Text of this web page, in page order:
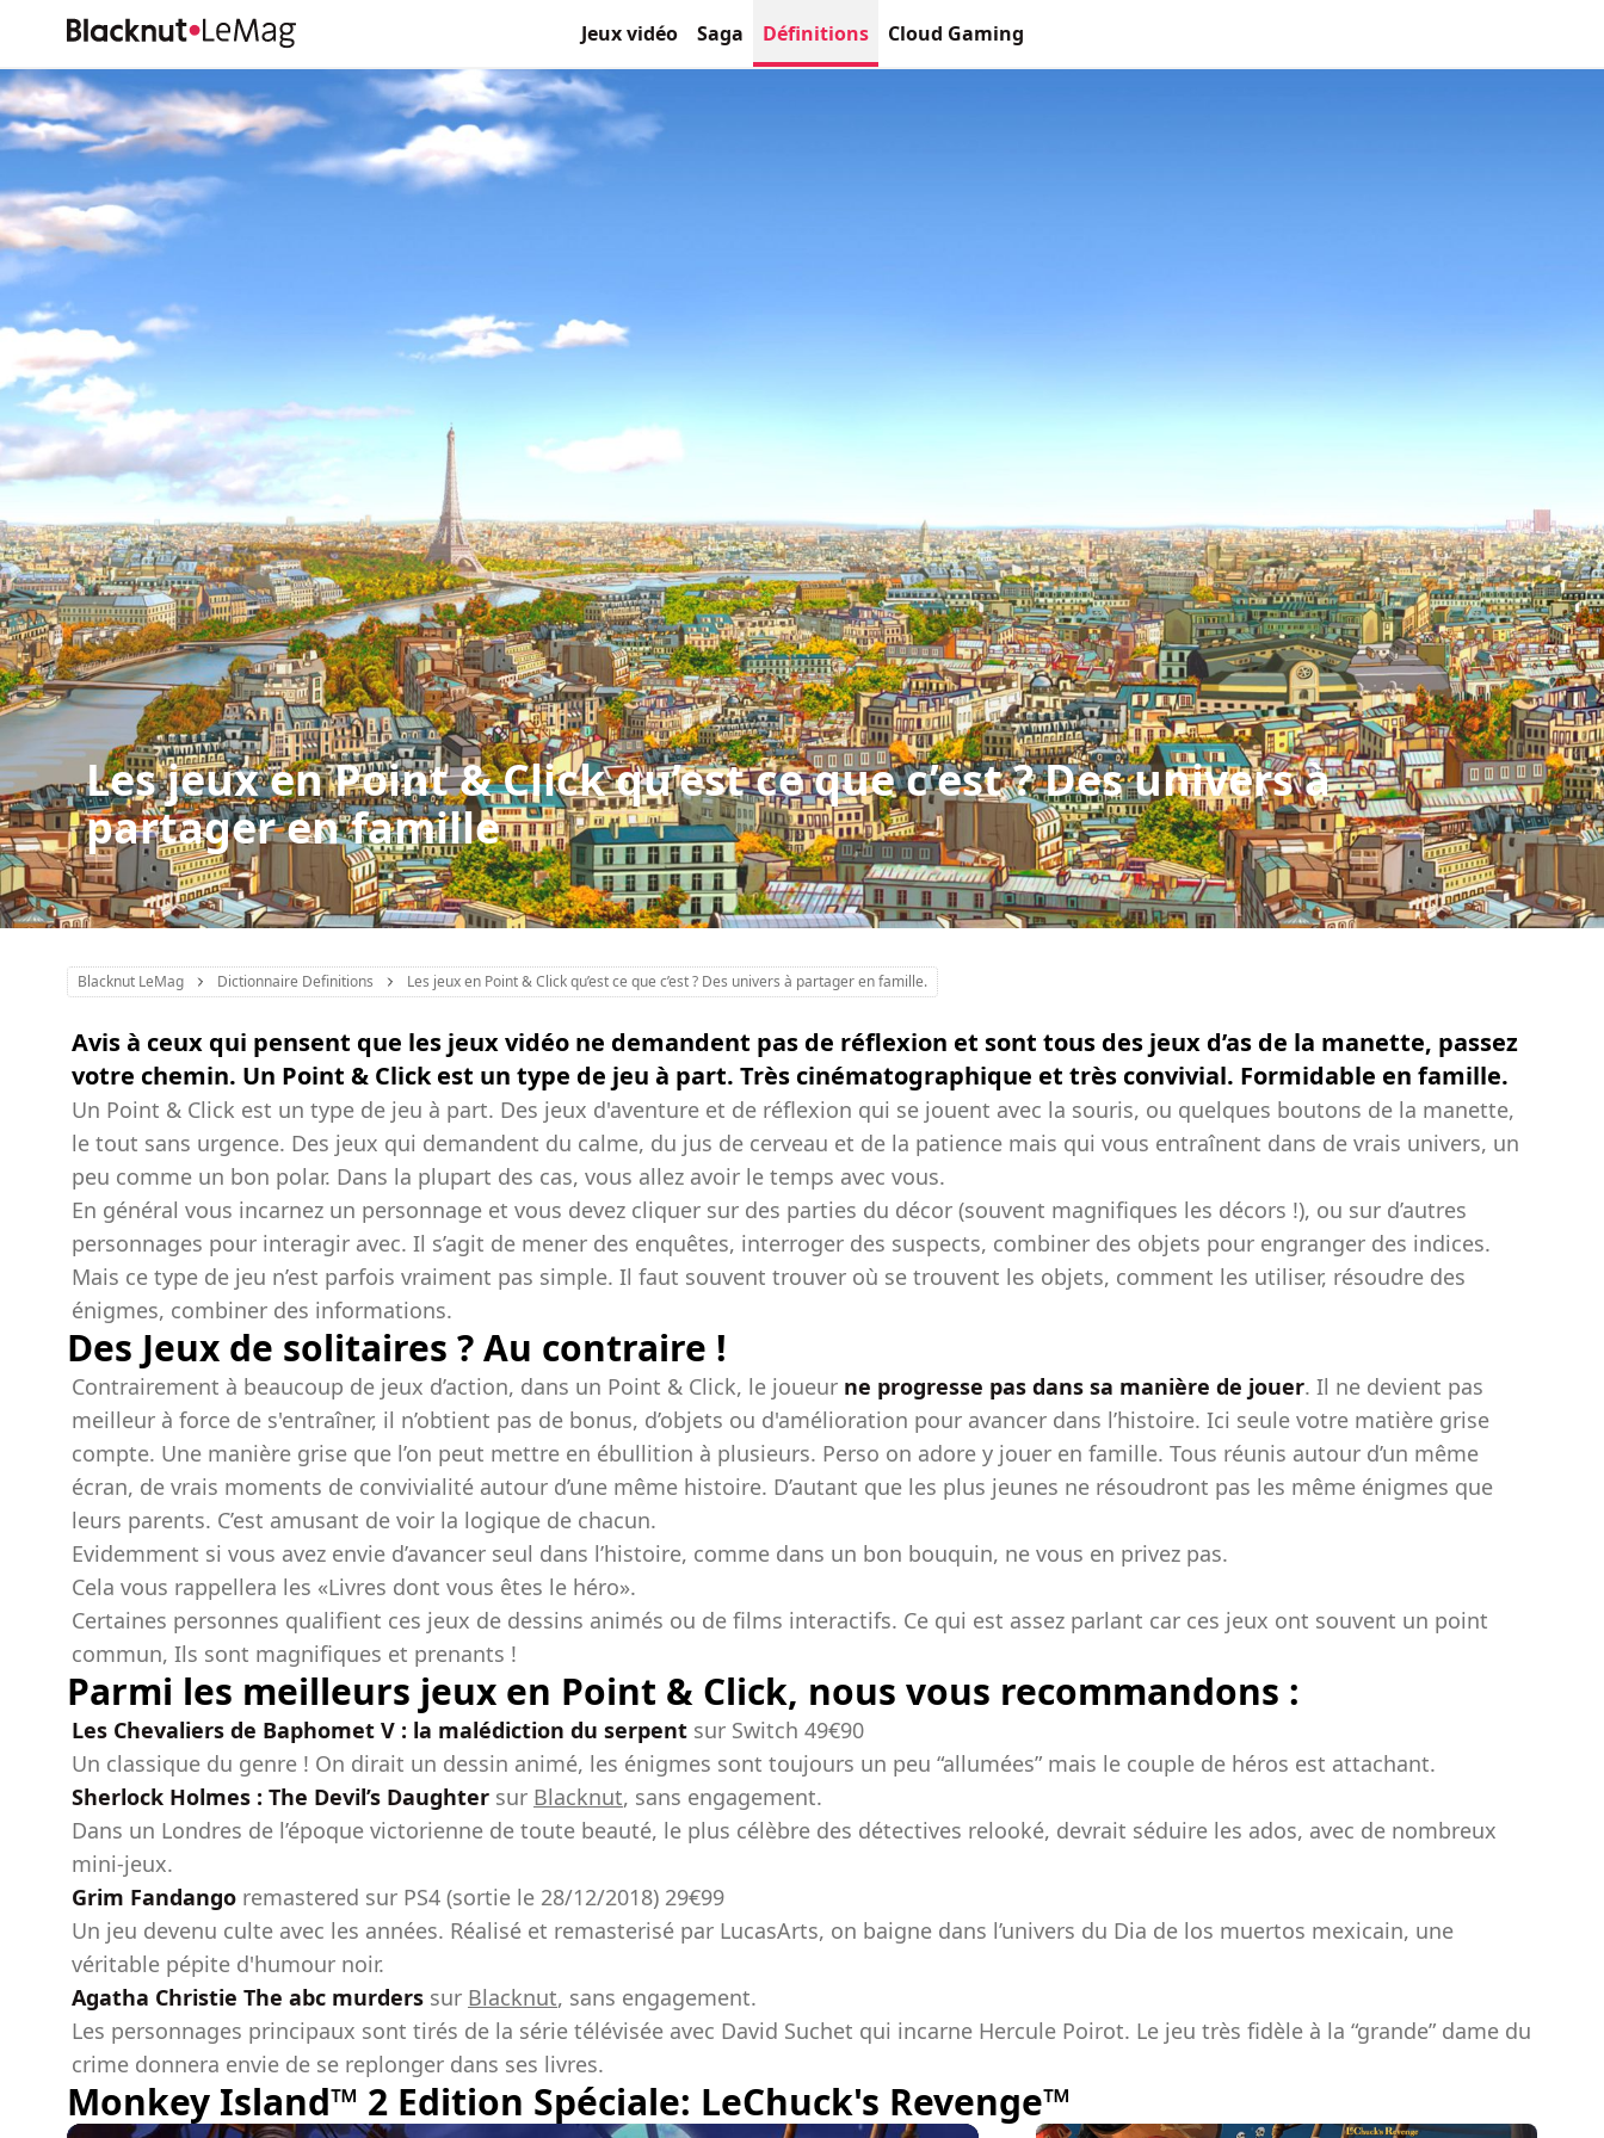
Jeux vidéo Saga Définitions Cloud Gaming
Les jeux en Point & Click qu’est ce que c’est ? Des univers à
partager en famille
Blacknut LeMag Dictionnaire Definitions Les jeux en Point & Click qu’est ce que c’est ? Des univers à partager en famille.
Avis à ceux qui pensent que les jeux vidéo ne demandent pas de réflexion et sont tous des jeux d’as de la manette, passez
votre chemin. Un Point & Click est un type de jeu à part. Très cinématographique et très convivial. Formidable en famille.
Un Point & Click est un type de jeu à part. Des jeux d'aventure et de réflexion qui se jouent avec la souris, ou quelques boutons de la manette,
le tout sans urgence. Des jeux qui demandent du calme, du jus de cerveau et de la patience mais qui vous entraînent dans de vrais univers, un
peu comme un bon polar. Dans la plupart des cas, vous allez avoir le temps avec vous.
En général vous incarnez un personnage et vous devez cliquer sur des parties du décor (souvent magnifiques les décors !), ou sur d’autres
personnages pour interagir avec. Il s’agit de mener des enquêtes, interroger des suspects, combiner des objets pour engranger des indices.
Mais ce type de jeu n’est parfois vraiment pas simple. Il faut souvent trouver où se trouvent les objets, comment les utiliser, résoudre des
énigmes, combiner des informations.
Des Jeux de solitaires ? Au contraire !
Contrairement à beaucoup de jeux d’action, dans un Point & Click, le joueur ne progresse pas dans sa manière de jouer. Il ne devient pas
meilleur à force de s'entraîner, il n’obtient pas de bonus, d’objets ou d'amélioration pour avancer dans l’histoire. Ici seule votre matière grise
compte. Une manière grise que l’on peut mettre en ébullition à plusieurs. Perso on adore y jouer en famille. Tous réunis autour d’un même
écran, de vrais moments de convivialité autour d’une même histoire. D’autant que les plus jeunes ne résoudront pas les même énigmes que
leurs parents. C’est amusant de voir la logique de chacun.
Evidemment si vous avez envie d’avancer seul dans l’histoire, comme dans un bon bouquin, ne vous en privez pas.
Cela vous rappellera les «Livres dont vous êtes le héro».
Certaines personnes qualifient ces jeux de dessins animés ou de films interactifs. Ce qui est assez parlant car ces jeux ont souvent un point
commun, Ils sont magnifiques et prenants !
Parmi les meilleurs jeux en Point & Click, nous vous recommandons :
Les Chevaliers de Baphomet V : la malédiction du serpent sur Switch 49€90
Un classique du genre ! On dirait un dessin animé, les énigmes sont toujours un peu “allumées” mais le couple de héros est attachant.
Sherlock Holmes : The Devil’s Daughter sur Blacknut, sans engagement.
Dans un Londres de l’époque victorienne de toute beauté, le plus célèbre des détectives relooké, devrait séduire les ados, avec de nombreux
mini-jeux.
Grim Fandango remastered sur PS4 (sortie le 28/12/2018) 29€99
Un jeu devenu culte avec les années. Réalisé et remasterisé par LucasArts, on baigne dans l’univers du Dia de los muertos mexicain, une
véritable pépite d'humour noir.
Agatha Christie The abc murders sur Blacknut, sans engagement.
Les personnages principaux sont tirés de la série télévisée avec David Suchet qui incarne Hercule Poirot. Le jeu très fidèle à la “grande” dame du
crime donnera envie de se replonger dans ses livres.
Monkey Island™ 2 Edition Spéciale: LeChuck's Revenge™